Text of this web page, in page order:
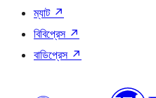
ম্যাট ↗
বিবিপ্রেস ↗
বাডিপ্রেস ↗